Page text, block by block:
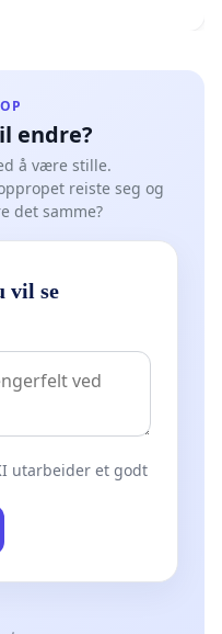
endre?
å være stille.
reiste seg og
det samme?
vil se
utarbeider et godt